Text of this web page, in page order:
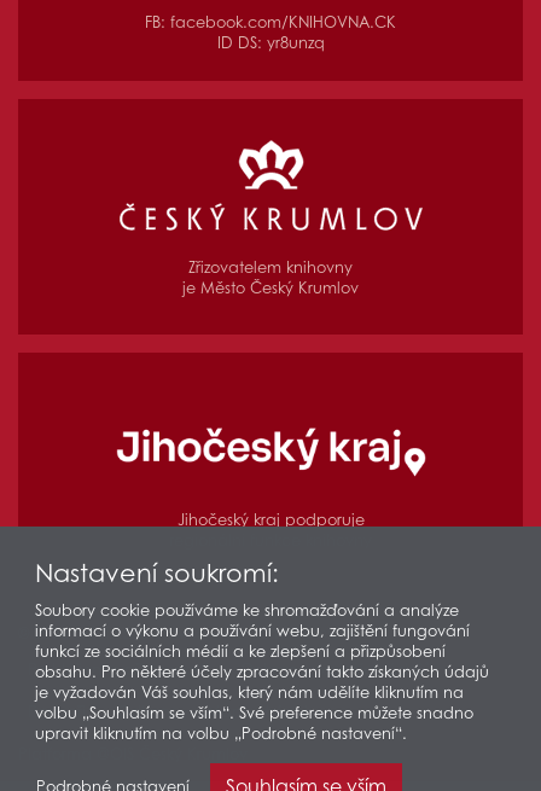
FB: facebook.com/KNIHOVNA.CK
ID DS: yr8unzq
Zřizovatelem knihovny
je Město Český Krumlov
Jihočeský kraj podporuje
© 2026 Městská knihovna v Českém Krumlově
Prohlášení o přístupnosti
Ochrana osobních údajů
Partneři Odkazy Mapa stránek
Nastavení soukromí:
Soubory cookie používáme ke shromažďování a analýze
informací o výkonu a používání webu, zajištění fungování
funkcí ze sociálních médií a ke zlepšení a přizpůsobení
obsahu. Pro některé účely zpracování takto získaných údajů
je vyžadován Váš souhlas, který nám udělíte kliknutím na
volbu „Souhlasím se vším“. Své preference můžete snadno
upravit kliknutím na volbu „Podrobné nastavení“.
Podrobné nastavení Souhlasím se vším